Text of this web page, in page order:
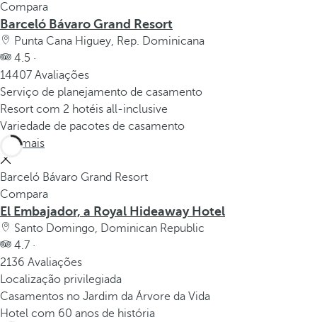
Compara
Barceló Bávaro Grand Resort
Punta Cana Higuey, Rep. Dominicana
4.5 ·
14407 Avaliações
Serviço de planejamento de casamento
Resort com 2 hotéis all-inclusive
Variedade de pacotes de casamento
Ver mais
Barceló Bávaro Grand Resort
Compara
El Embajador, a Royal Hideaway Hotel
Santo Domingo, Dominican Republic
4.7 ·
2136 Avaliações
Localização privilegiada
Casamentos no Jardim da Árvore da Vida
Hotel com 60 anos de história